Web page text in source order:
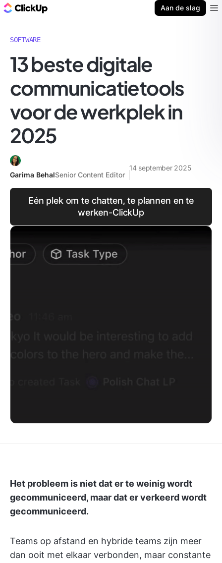
Aan de slag
SOFTWARE
13 beste digitale
communicatietools
voor de werkplek in
2025
Garima BehalSenior Content Editor
14 september 2025
Eén plek om te chatten, te plannen en te
werken-ClickUp
Het probleem is niet dat er te weinig wordt
gecommuniceerd, maar dat er verkeerd wordt
gecommuniceerd.
Teams op afstand en hybride teams zijn meer
dan ooit met elkaar verbonden, maar constante